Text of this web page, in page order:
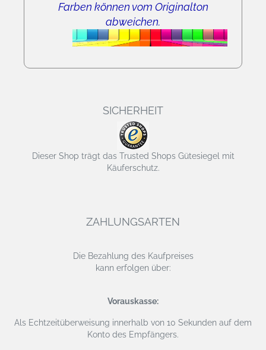
Farben können vom Originalton
abweichen.
SICHERHEIT
Dieser Shop trägt das Trusted Shops Gütesiegel mit
Käuferschutz.
ZAHLUNGSARTEN
Die Bezahlung des Kaufpreises
kann erfolgen über:
Vorauskasse:
Als Echtzeitüberweisung innerhalb von 10 Sekunden auf dem
Konto des Empfängers.